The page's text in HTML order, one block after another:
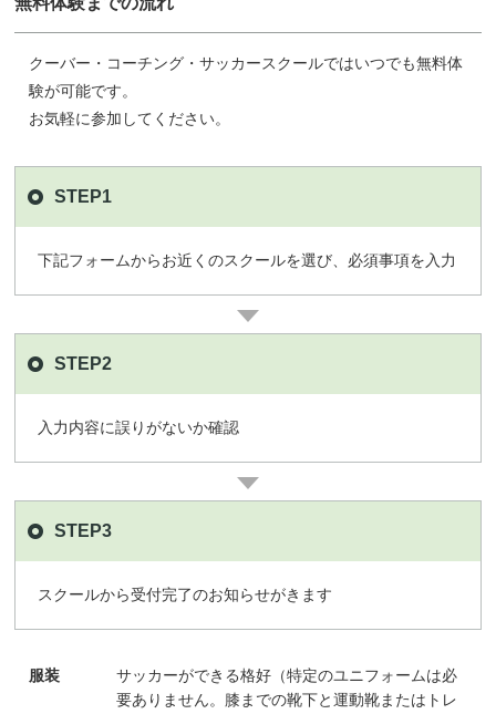
クーバー・コーチング・サッカースクールではいつでも無料体
験が可能です。
お気軽に参加してください。
STEP1
下記フォームからお近くのスクールを選び、必須事項を入力
STEP2
入力内容に誤りがないか確認
STEP3
スクールから受付完了のお知らせがきます
服装
サッカーができる格好（特定のユニフォームは必
要ありません。膝までの靴下と運動靴またはトレ